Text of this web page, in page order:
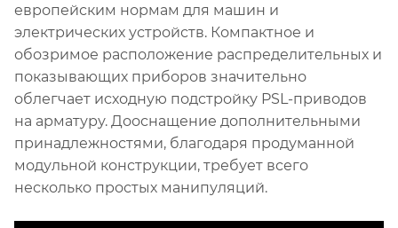
европейским нормам для машин и
электрических устройств. Компактное и
обозримое расположение распределительных и
показывающих приборов значительно
облегчает исходную подстройку PSL-приводов
на арматуру. Дооснащение дополнительными
принадлежностями, благодаря продуманной
модульной конструкции, требует всего
несколько простых манипуляций.